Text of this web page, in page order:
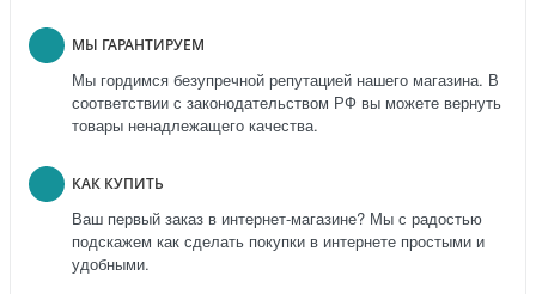
МЫ ГАРАНТИРУЕМ
Мы гордимся безупречной репутацией нашего магазина. В
соответствии с законодательством РФ вы можете вернуть
товары ненадлежащего качества.
КАК КУПИТЬ
Ваш первый заказ в интернет-магазине? Мы с радостью
подскажем как сделать покупки в интернете простыми и
удобными.